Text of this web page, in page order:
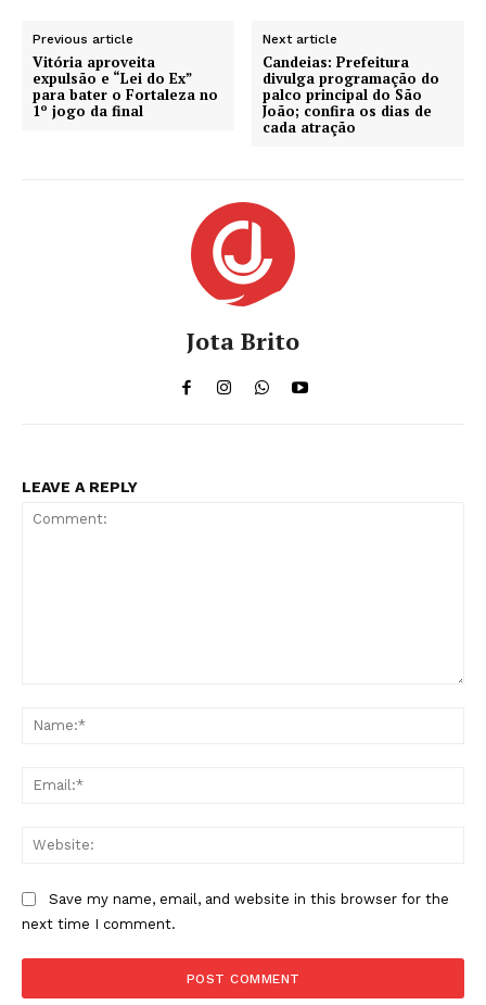
Previous article
Vitória aproveita
expulsão e “Lei do Ex”
para bater o Fortaleza no
1º jogo da final
Next article
Candeias: Prefeitura
divulga programação do
palco principal do São
João; confira os dias de
cada atração
Jota Brito
LEAVE A REPLY
Save my name, email, and website in this browser for the
next time I comment.